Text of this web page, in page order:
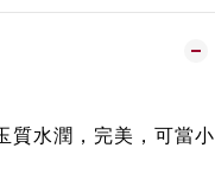
質水潤，完美，可當小